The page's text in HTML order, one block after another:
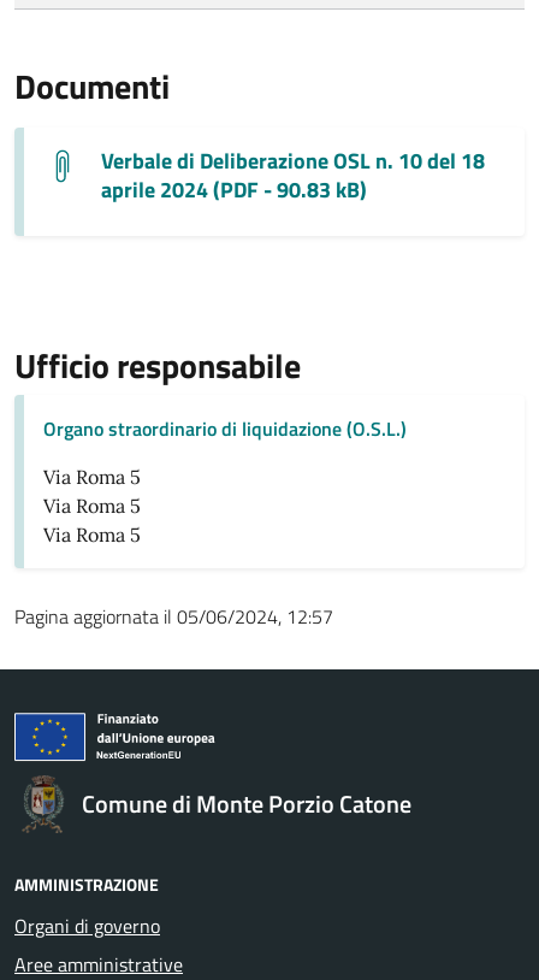
Documenti
Verbale di Deliberazione OSL n. 10 del 18
aprile 2024 (PDF - 90.83 kB)
Ufficio responsabile
Organo straordinario di liquidazione (O.S.L.)
Via Roma 5
Via Roma 5
Via Roma 5
Pagina aggiornata il 05/06/2024, 12:57
Comune di Monte Porzio Catone
AMMINISTRAZIONE
Organi di governo
Aree amministrative